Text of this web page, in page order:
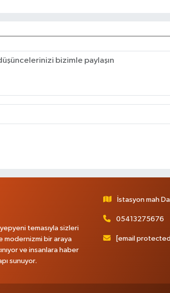
temasıyla sizleri
modernizmi bir araya
ve insanlara haber
sunuyor.
İstasyon mah
05413275676
[email